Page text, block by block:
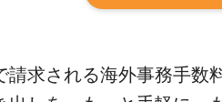
請求される海外事務手